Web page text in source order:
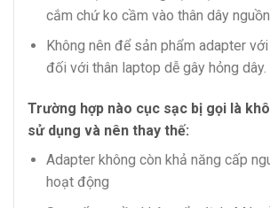
cắm chứ ko cầm vào thân dây
Không nên để sản phẩm adapter
đối với thân laptop dễ gây hỏng dây.
Trường hợp nào cục sạc bị gọi là
sử dụng và nên thay thế:
Adapter không còn khả năng cấp
hoạt động